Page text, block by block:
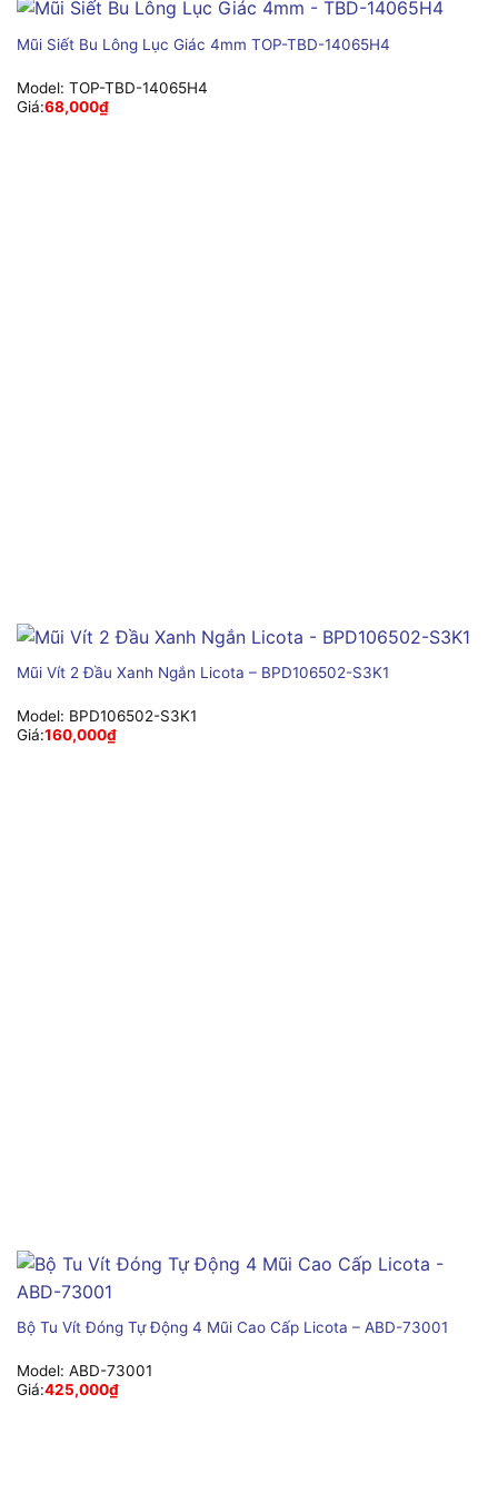
Mũi Siết Bu Lông Lục Giác 4mm TOP-TBD-14065H4
Model: TOP-TBD-14065H4
Giá:68,000₫
Mũi Vít 2 Đầu Xanh Ngắn Licota – BPD106502-S3K1
Model: BPD106502-S3K1
Giá:160,000₫
Bộ Tu Vít Đóng Tự Động 4 Mũi Cao Cấp Licota – ABD-73001
Model: ABD-73001
Giá:425,000₫